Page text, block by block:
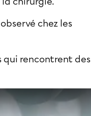
chez les
qui rencontrent des